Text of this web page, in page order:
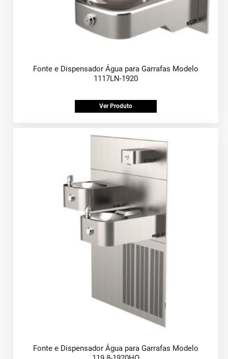
Fonte e Dispensador Água para Garrafas Modelo
1117LN-1920
Ver Produto
Fonte e Dispensador Água para Garrafas Modelo